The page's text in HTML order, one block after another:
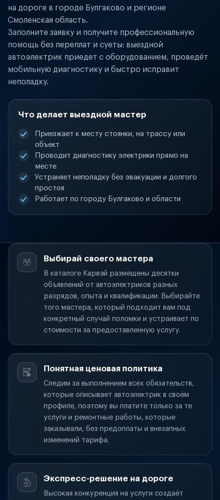
на дороге в городе Булгаково и регионе
Смоленская область.
Заполните заявку и получите профессиональную
помощь без переплат и суеты: выездной
автоэлектрик приедет с оборудованием, проведёт
мобильную диагностику и быстро исправит
неполадку.
Что делает выездной мастер
Приезжает к месту стоянки, на трассу или
объект
Проводит диагностику электрики прямо на
месте
Устраняет неполадку без эвакуации и долгого
простоя
Работает по городу Булгаково и области
Выбирай своего мастера
В каталоге Карвэй размещены десятки
объявлений от автоэлектриков разных
разрядов, опыта и квалификации. Выбирайте
того мастера, который подходит вам под
конкретный случай поломки и устраивает по
стоимости за предоставленную услугу.
Понятная ценовая политика
Следим за выполнением всех обязательств,
которые описывает автоэлектрик в своём
профиле, поэтому вы платите только за те
услуги и ремонтные работы, которые
заказывали, без предоплаты и внезапных
изменений тарифа.
Экспресс-решение на дороге
Высокая конкуренция на услуги создаёт